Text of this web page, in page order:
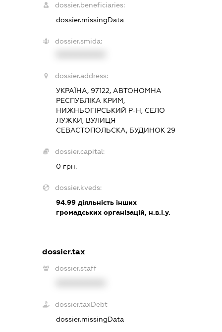
dossier.beneficiaries:
dossier.missingData
dossier.smida:
dossier.address:
УКРАЇНА, 97122, АВТОНОМНА
РЕСПУБЛІКА КРИМ,
НИЖНЬОГІРСЬКИЙ Р-Н, СЕЛО
ЛУЖКИ, ВУЛИЦЯ
СЕВАСТОПОЛЬСКА, БУДИНОК 29
dossier.capital:
0 грн.
dossier.kveds:
94.99 діяльність інших
громадських організацій, н.в.і.у.
dossier.tax
dossier.staff
dossier.taxDebt
dossier.missingData